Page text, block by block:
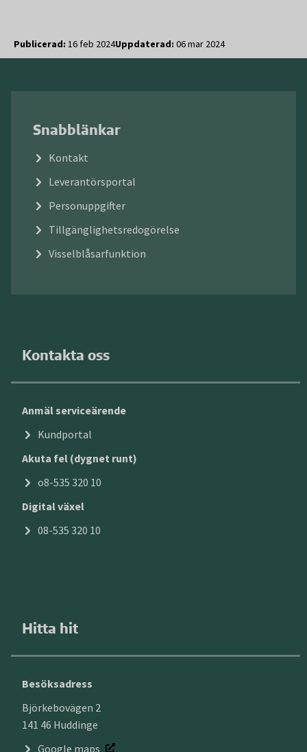
Publicerad: 16 feb 2024Uppdaterad: 06 mar 2024
Snabblänkar
Kontakt
Leverantörsportal
Personuppgifter
Tillgänglighetsredogörelse
Visselblåsarfunktion
Kontakta oss
Anmäl serviceärende
Kundportal
Akuta fel (dygnet runt)
o8-535 320 10
Digital växel
08-535 320 10
Hitta hit
Besöksadress
Björkebovägen 2
141 46 Huddinge
Google maps